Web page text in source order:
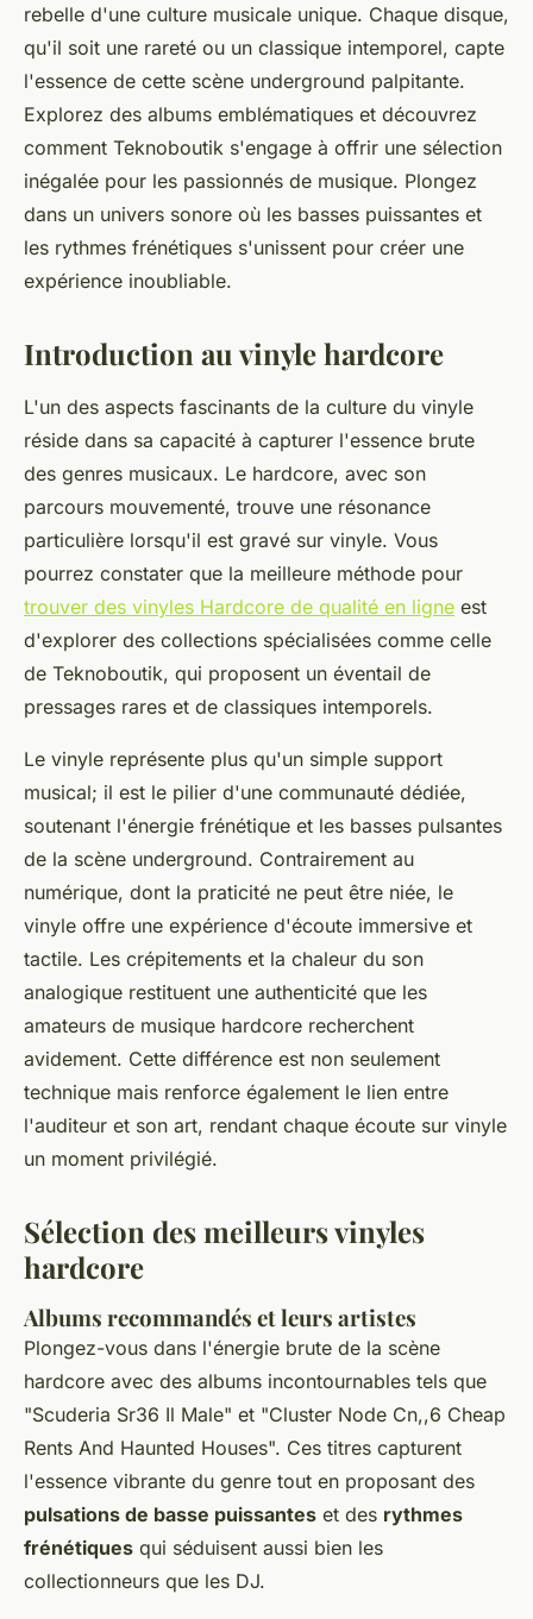
rebelle d'une culture musicale unique. Chaque disque,
qu'il soit une rareté ou un classique intemporel, capte
l'essence de cette scène underground palpitante.
Explorez des albums emblématiques et découvrez
comment Teknoboutik s'engage à offrir une sélection
inégalée pour les passionnés de musique. Plongez
dans un univers sonore où les basses puissantes et
les rythmes frénétiques s'unissent pour créer une
expérience inoubliable.
Introduction au vinyle hardcore
L'un des aspects fascinants de la culture du vinyle
réside dans sa capacité à capturer l'essence brute
des genres musicaux. Le hardcore, avec son
parcours mouvementé, trouve une résonance
particulière lorsqu'il est gravé sur vinyle. Vous
pourrez constater que la meilleure méthode pour
trouver des vinyles Hardcore de qualité en ligne est
d'explorer des collections spécialisées comme celle
de Teknoboutik, qui proposent un éventail de
pressages rares et de classiques intemporels.
Le vinyle représente plus qu'un simple support
musical; il est le pilier d'une communauté dédiée,
soutenant l'énergie frénétique et les basses pulsantes
de la scène underground. Contrairement au
numérique, dont la praticité ne peut être niée, le
vinyle offre une expérience d'écoute immersive et
tactile. Les crépitements et la chaleur du son
analogique restituent une authenticité que les
amateurs de musique hardcore recherchent
avidement. Cette différence est non seulement
technique mais renforce également le lien entre
l'auditeur et son art, rendant chaque écoute sur vinyle
un moment privilégié.
Sélection des meilleurs vinyles
hardcore
Albums recommandés et leurs artistes
Plongez-vous dans l'énergie brute de la scène
hardcore avec des albums incontournables tels que
"Scuderia Sr36 Il Male" et "Cluster Node Cn,,6 Cheap
Rents And Haunted Houses". Ces titres capturent
l'essence vibrante du genre tout en proposant des
pulsations de basse puissantes et des rythmes
frénétiques qui séduisent aussi bien les
collectionneurs que les DJ.